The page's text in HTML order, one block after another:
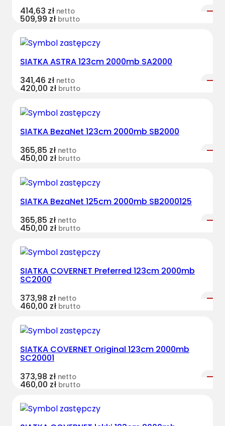
414,63 zł netto
509,99 zł brutto
SIATKA ASTRA 123cm 2000mb SA2000
341,46 zł netto
420,00 zł brutto
SIATKA BezaNet 123cm 2000mb SB2000
365,85 zł netto
450,00 zł brutto
SIATKA BezaNet 125cm 2000mb SB2000125
365,85 zł netto
450,00 zł brutto
SIATKA COVERNET Preferred 123cm 2000mb
SC2000
373,98 zł netto
460,00 zł brutto
SIATKA COVERNET Original 123cm 2000mb
SC20001
373,98 zł netto
460,00 zł brutto